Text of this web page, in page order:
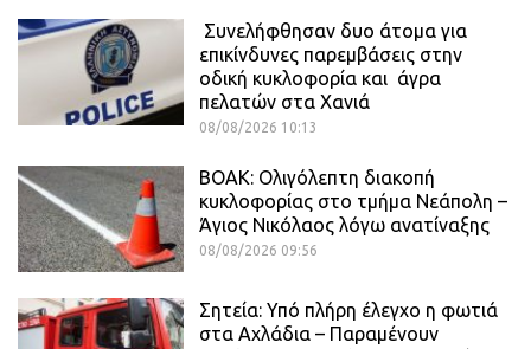
Συνελήφθησαν δυο άτομα για
επικίνδυνες παρεμβάσεις στην
οδική κυκλοφορία και άγρα
πελατών στα Χανιά
08/08/2026 10:13
ΒΟΑΚ: Ολιγόλεπτη διακοπή
κυκλοφορίας στο τμήμα Νεάπολη –
Άγιος Νικόλαος λόγω ανατίναξης
08/08/2026 09:56
Σητεία: Υπό πλήρη έλεγχο η φωτιά
στα Αχλάδια – Παραμένουν